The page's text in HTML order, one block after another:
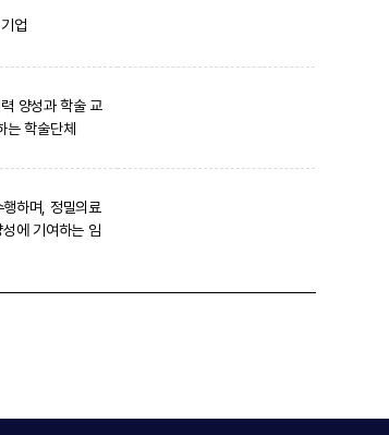
업
양성과 학술 교
는 학술단체
하며, 정밀의료
에 기여하는 임